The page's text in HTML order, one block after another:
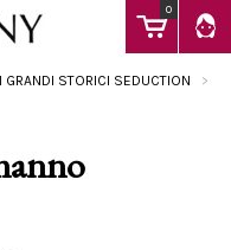
0
I GRANDI STORICI SEDUCTION